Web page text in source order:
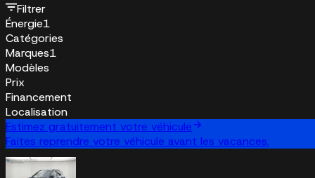
Filtrer
Énergie1
Catégories
Marques1
Modèles
Prix
Financement
Localisation
Estimez gratuitement votre véhicule
Faites reprendre votre véhicule avant les vacances.